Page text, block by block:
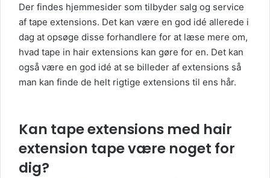
Der findes hjemmesider som tilbyder salg og service
af tape extensions. Det kan være en god idé allerede i
dag at opsøge disse forhandlere for at læse mere om,
hvad tape in hair extensions kan gøre for en. Det kan
også være en god idé at se billeder af extensions så
man kan finde de helt rigtige extensions til ens hår.
Kan tape extensions med hair
extension tape være noget for
dig?